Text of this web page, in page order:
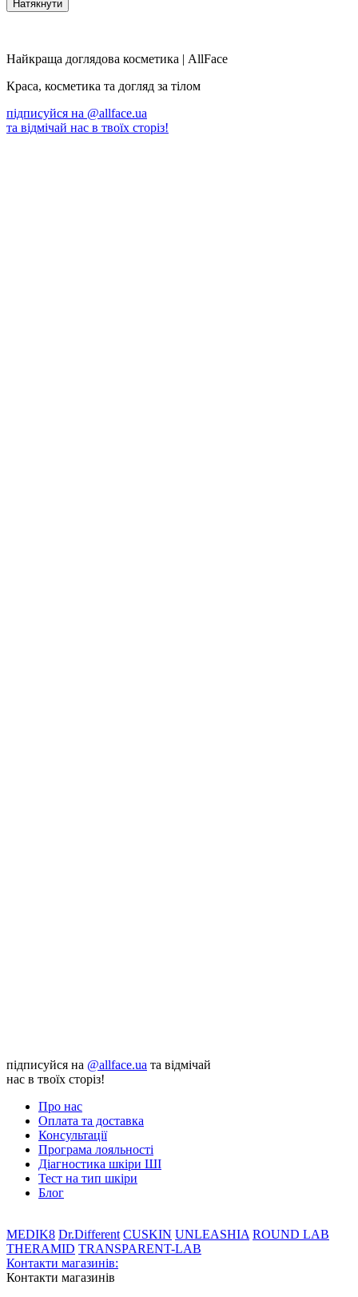
Найкраща доглядова косметика | AllFace
Краса, косметика та догляд за тілом
підписуйся на @allface.ua
та відмічай нас в твоїх сторіз!
підписуйся на @allface.ua та відмічай
нас в твоїх сторіз!
Про нас
Оплата та доставка
Консультації
Програма лояльності
Діагностика шкіри ШІ
Тест на тип шкіри
Блог
MEDIK8 Dr.Different CUSKIN UNLEASHIA ROUND LAB
THERAMID TRANSPARENT-LAB
Контакти магазинів:
Контакти магазинів